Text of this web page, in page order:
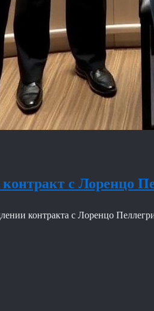
с Лоренцо
контракта с Лоренцо